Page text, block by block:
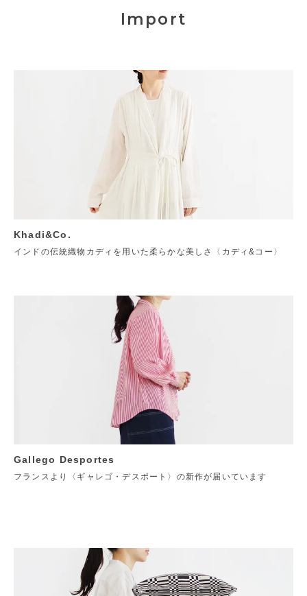
Import
Khadi&Co.
インドの伝統織物カディを用いた柔らかな美しさ〈カディ&コー〉
Gallego Desportes
フランスより〈ギャレゴ・デスポート〉の新作が届いています